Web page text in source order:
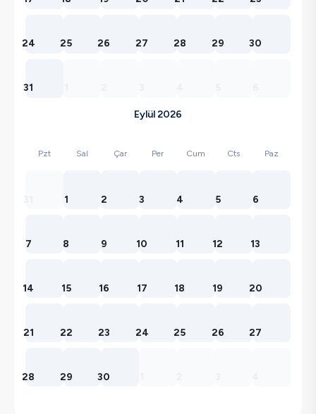
24 25 26 27 28 29 30
31
Eylül 2026
Pzt Sal Çar Per Cum Cts Paz
1 2 3 4 5 6
7 8 9 10 11 12 13
14 15 16 17 18 19 20
21 22 23 24 25 26 27
28 29 30